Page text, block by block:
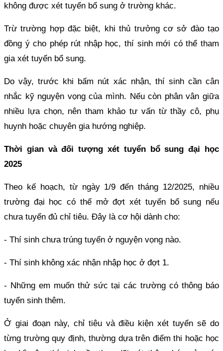
không được xét tuyển bổ sung ở trường khác.
Trừ trường hợp đặc biệt, khi thủ trưởng cơ sở đào tạo
đồng ý cho phép rút nhập học, thí sinh mới có thể tham
gia xét tuyển bổ sung.
Do vậy, trước khi bấm nút xác nhận, thí sinh cần cân
nhắc kỹ nguyện vọng của mình. Nếu còn phân vân giữa
nhiều lựa chọn, nên tham khảo tư vấn từ thầy cô, phụ
huynh hoặc chuyên gia hướng nghiệp.
Thời gian và đối tượng xét tuyển bổ sung đại học
2025
Theo kế hoạch, từ ngày 1/9 đến tháng 12/2025, nhiều
trường đại học có thể mở đợt xét tuyển bổ sung nếu
chưa tuyển đủ chỉ tiêu. Đây là cơ hội dành cho:
- Thí sinh chưa trúng tuyển ở nguyện vọng nào.
- Thí sinh không xác nhận nhập học ở đợt 1.
- Những em muốn thử sức tại các trường có thông báo
tuyển sinh thêm.
Ở giai đoạn này, chỉ tiêu và điều kiện xét tuyển sẽ do
từng trường quy định, thường dựa trên điểm thi hoặc học